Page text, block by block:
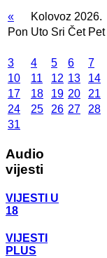
« Kolovoz 2026.
Pon Uto Sri Čet Pet
3
4 5 6 7
10
11 12 13 14
17
18 19 20 21
24
25 26 27 28
31
Audio
vijesti
VIJESTI U
18
VIJESTI
PLUS